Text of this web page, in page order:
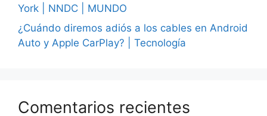
York | NNDC | MUNDO
¿Cuándo diremos adiós a los cables en Android
Auto y Apple CarPlay? | Tecnología
Comentarios recientes